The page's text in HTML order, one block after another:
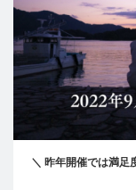
＼ 昨年開催では満足